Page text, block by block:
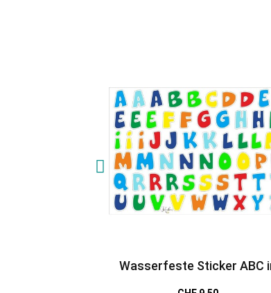
Wasserfeste Sticker ABC